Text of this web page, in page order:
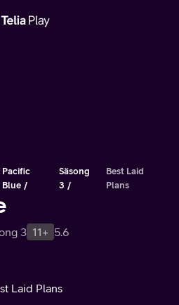
Pacific
Blue
Säsong
3
Best Laid
Plans
3 11+ 5.6
Laid Plans